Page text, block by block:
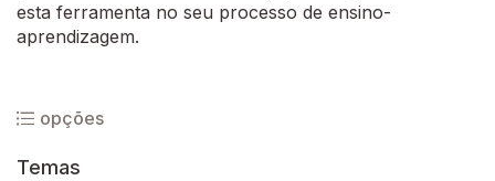
esta ferramenta no seu processo de ensino-
aprendizagem.
opções
Temas